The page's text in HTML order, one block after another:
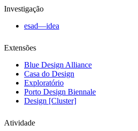
Investigação
esad—idea
Extensões
Blue Design Alliance
Casa do Design
Exploratório
Porto Design Biennale
Design [Cluster]
Atividade